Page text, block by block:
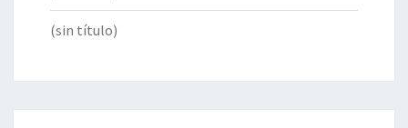
(sin título)